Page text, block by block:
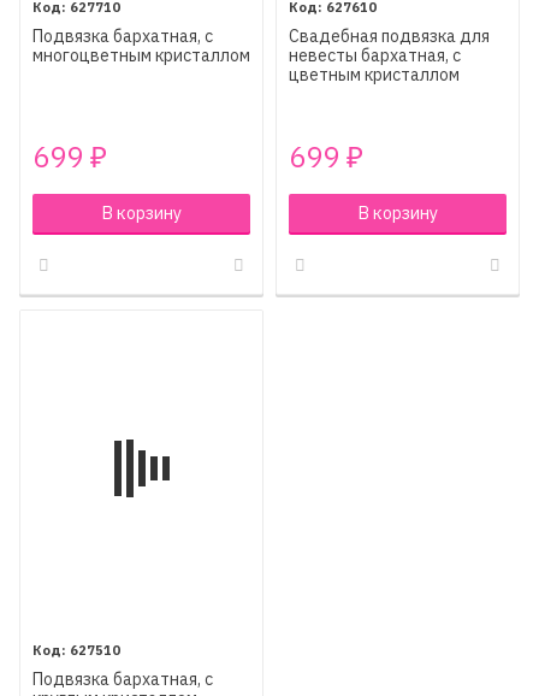
627710
Подвязка бархатная, с
многоцветным кристаллом
699 ₽
В корзину
627610
Свадебная подвязка для
невесты бархатная, с
цветным кристаллом
699 ₽
В корзину
627510
Подвязка бархатная, с